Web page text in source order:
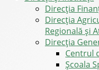
Direcţia
Direcția
Regională și
Direcția
Centrul
Școala